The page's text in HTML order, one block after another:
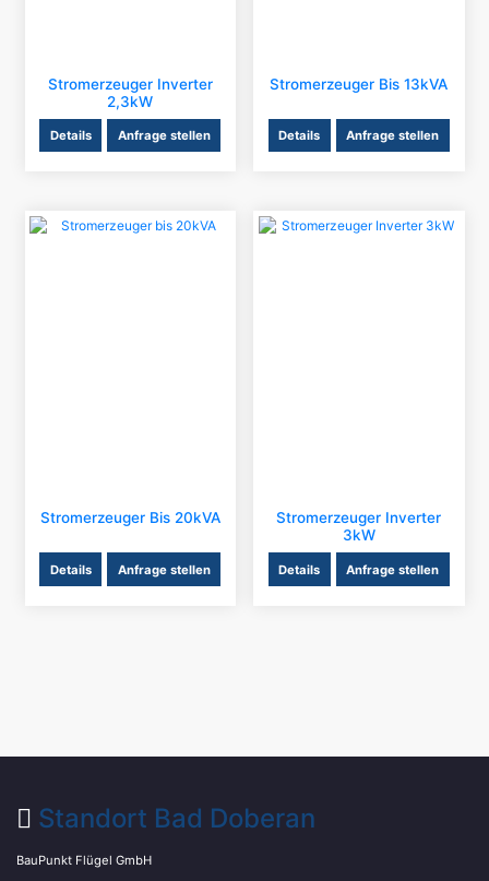
Stromerzeuger Inverter
2,3kW
Details Anfrage stellen
Stromerzeuger Bis 13kVA
Details Anfrage stellen
Stromerzeuger Bis 20kVA
Details Anfrage stellen
Stromerzeuger Inverter
3kW
Details Anfrage stellen
Standort Bad Doberan
BauPunkt Flügel GmbH